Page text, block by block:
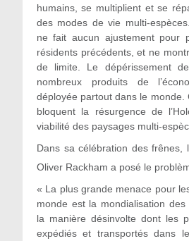
humains, se multiplient et se
des modes de vie multi-
ne fait aucun ajustement pour
résidents précédents, et ne
de limite. Le dépérissement
nombreux produits de
déployée partout dans le monde.
bloquent la résurgence de
viabilité des paysages multi-
Dans sa célébration des frênes,
Oliver Rackham a posé le
« La plus grande menace pour
monde est la mondialisation
la manière désinvolte dont les
expédiés et transportés dans